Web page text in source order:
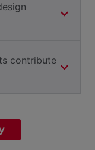
contribute